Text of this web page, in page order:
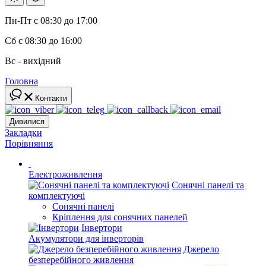
Пн-Пт с 08:30 до 17:00
Сб с 08:30 до 16:00
Вс - вихідний
Головна
Контакти
Дивилися
Закладки
Порівняння
Електроживлення
Сонячні панелі та
комплектуючі
Сонячні панелі
Кріплення для сонячних панелей
Інвертори
Акумулятори для інверторів
Джерело
безперебійного живлення